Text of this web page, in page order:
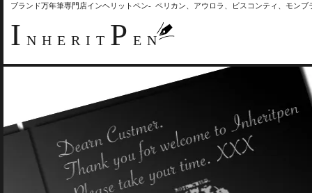
ブランド万年筆専門店インヘリットペン- ペリカン、アウロラ、ビスコンティ、モン
I NHERIT P EN